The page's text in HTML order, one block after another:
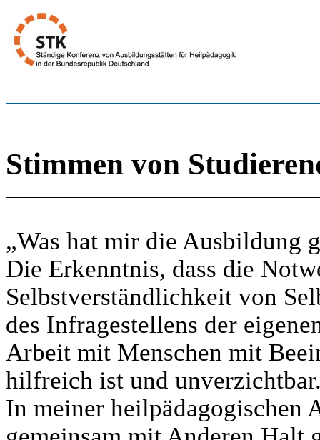
Stimmen von
„Was hat mir die Ausbildung
Die Erkenntnis, dass die
Selbstverständlichkeit von
des Infragestellens der
Arbeit mit Menschen mit
hilfreich ist und
In meiner heilpädagogischen